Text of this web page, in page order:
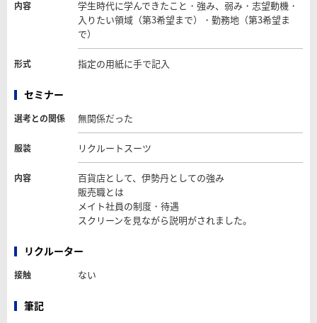
内容
学生時代に学んできたこと・強み、弱み・志望動機・
入りたい領域（第3希望まで）・勤務地（第3希望ま
で）
形式 指定の用紙に手で記入
セミナー
選考との関係 無関係だった
服装 リクルートスーツ
内容
百貨店として、伊勢丹としての強み
販売職とは
メイト社員の制度・待遇
スクリーンを見ながら説明がされました。
リクルーター
接触 ない
筆記